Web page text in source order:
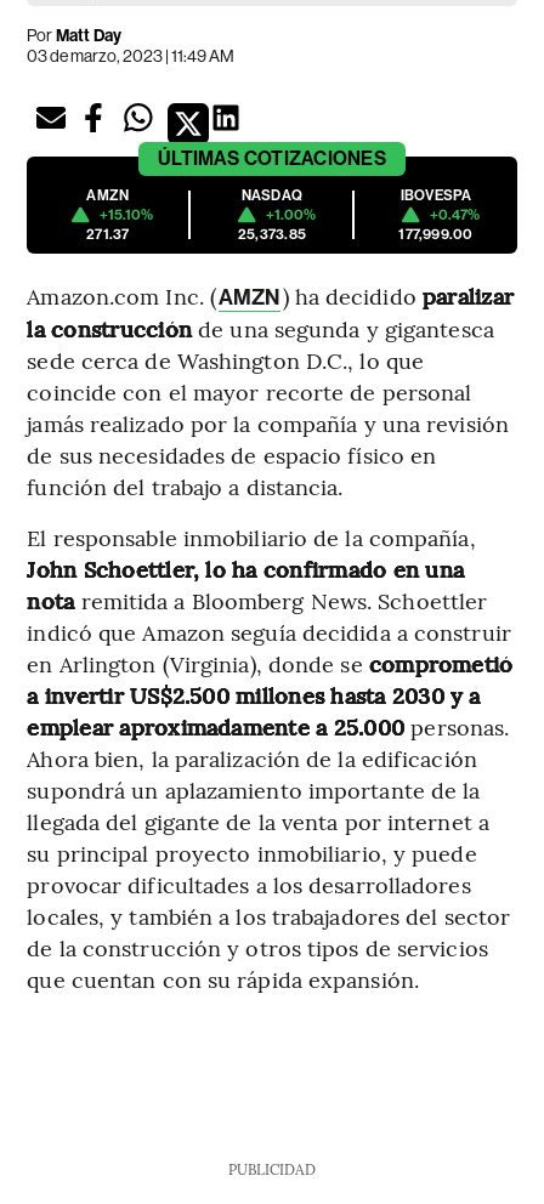
PorMatt Day
03 de marzo, 2023 | 11:49 AM
ÚLTIMAS COTIZACIONES
AMZN
+15.10%
271.37
NASDAQ
+1.00%
25,373.85
IBOVESPA
+0.47%
177,999.00
Amazon.com Inc. (AMZN) ha decidido paralizar
la construcciónde una segunda y gigantesca
sede cerca de Washington D.C., lo que
coincide con el mayor recorte de personal
jamás realizado por la compañía y una revisión
de sus necesidades de espacio físico en
función del trabajo a distancia.
El responsable inmobiliario de la compañía,
John Schoettler, lo ha confirmado en una
nota remitida a Bloomberg News. Schoettler
indicó que Amazon seguía decidida a construir
en Arlington (Virginia), donde se comprometió
a invertir US$2.500 millones hasta 2030 y a
emplear aproximadamente a 25.000personas.
Ahora bien, la paralización de la edificación
supondrá un aplazamiento importante de la
llegada del gigante de la venta por internet a
su principal proyecto inmobiliario, y puede
provocar dificultades a los desarrolladores
locales, y también a los trabajadores del sector
de la construcción y otros tipos de servicios
que cuentan con su rápida expansión.
PUBLICIDAD